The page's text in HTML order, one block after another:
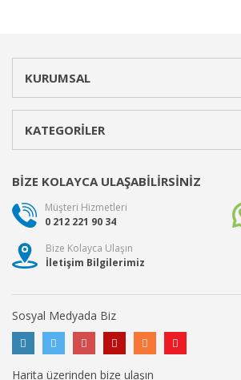
KURUMSAL
KATEGORİLER
BİZE KOLAYCA ULAŞABİLİRSİNİZ
Müşteri Hizmetleri
0 212 221 90 34
Bize Kolayca Ulaşın
İletişim Bilgilerimiz
Sosyal Medyada Biz
Harita üzerinden bize ulaşın